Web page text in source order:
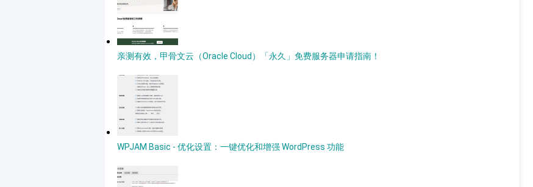
亲测有效，甲骨文云（Oracle Cloud）「永久」免费服务器申请指南！
WPJAM Basic - 优化设置：一键优化和增强 WordPress 功能